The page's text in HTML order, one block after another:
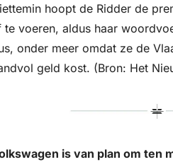
hoopt de Ridder de
te voeren, aldus haar
onder meer omdat ze de
geld kost. (Bron: Het
is van plan om ten